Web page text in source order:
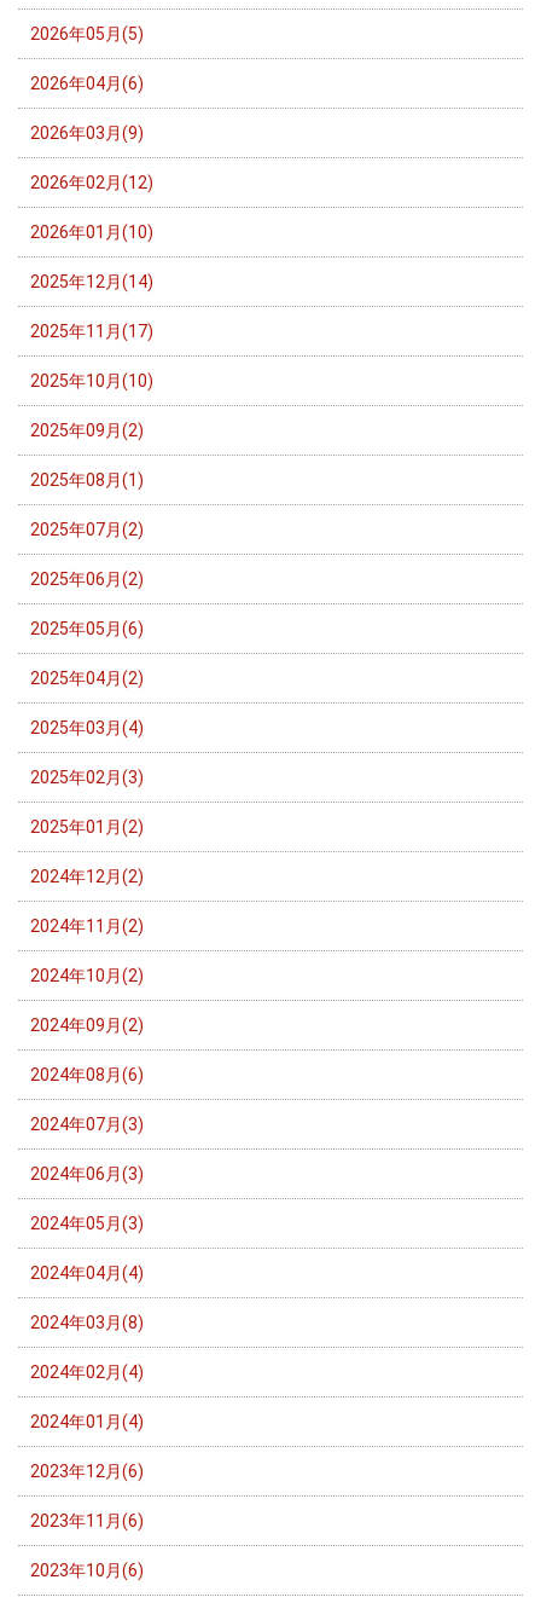
2026年05月(5)
2026年04月(6)
2026年03月(9)
2026年02月(12)
2026年01月(10)
2025年12月(14)
2025年11月(17)
2025年10月(10)
2025年09月(2)
2025年08月(1)
2025年07月(2)
2025年06月(2)
2025年05月(6)
2025年04月(2)
2025年03月(4)
2025年02月(3)
2025年01月(2)
2024年12月(2)
2024年11月(2)
2024年10月(2)
2024年09月(2)
2024年08月(6)
2024年07月(3)
2024年06月(3)
2024年05月(3)
2024年04月(4)
2024年03月(8)
2024年02月(4)
2024年01月(4)
2023年12月(6)
2023年11月(6)
2023年10月(6)